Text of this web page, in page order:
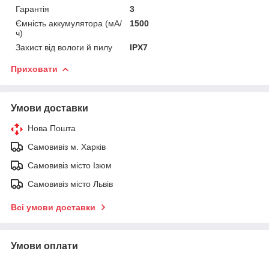
Гарантія
3
Ємність аккумулятора (мА/
ч)
1500
Захист від вологи й пилу IPX7
Приховати
Умови доставки
Нова Пошта
Самовивіз м. Харків
Самовивіз місто Ізюм
Самовивіз місто Львів
Всі умови доставки
Умови оплати